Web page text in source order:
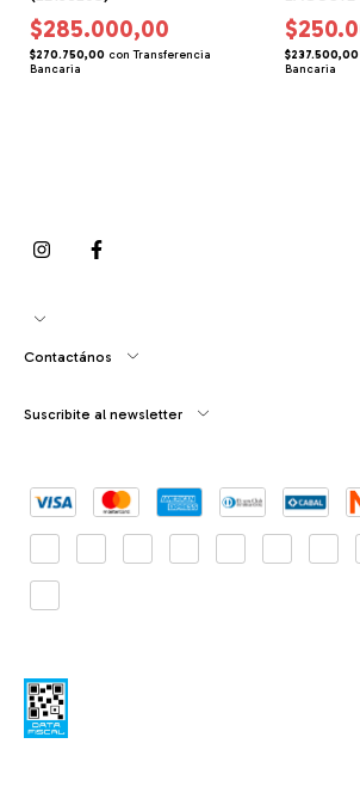
$285.000,00
$270.750,00 con Transferencia
Bancaria
(LE146109)
$237.500,00
Bancaria
Contactános
Suscribite al newsletter